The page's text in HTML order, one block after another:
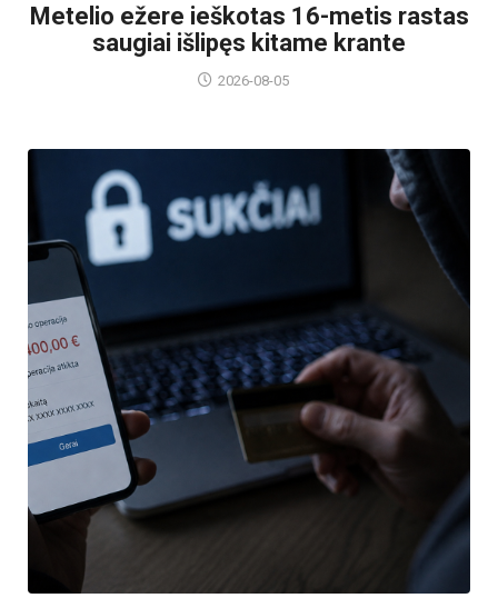
Metelio ežere ieškotas 16-metis rastas
saugiai išlipęs kitame krante
2026-08-05